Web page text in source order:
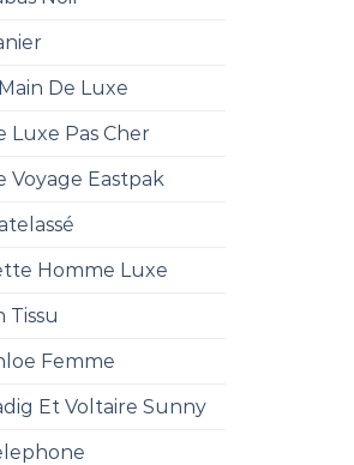
De Luxe
Luxe Pas Cher
Voyage Eastpak
Homme Luxe
Tissu
Femme
Et Voltaire Sunny